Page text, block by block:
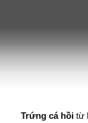
Trứng cá hồi từ